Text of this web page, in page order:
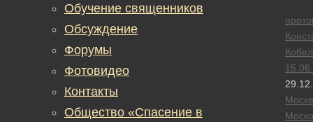
Обучение священников
Обсуждение
Форумы
Фотовидео
Контакты
Общество «Спасение в